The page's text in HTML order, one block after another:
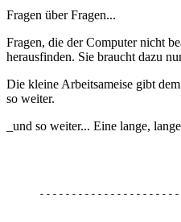
Fragen über Fragen...
Fragen, die der Computer nicht
herausfinden. Sie braucht dazu
Die kleine Arbeitsameise gibt
so weiter.
_und so weiter... Eine lange,